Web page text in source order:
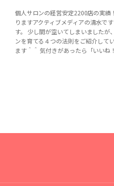
個人サロンの経営安定2200店の実
りますアクティブメディアの清水で
す。 少し間が空いてしまいましたが
ンを育てる４つの法則をご紹介して
ます＾＾ 気付きがあったら「いい